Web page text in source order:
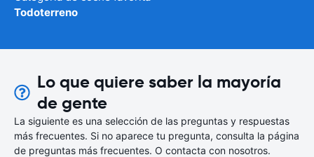
Todoterreno
Lo que quiere saber la mayoría
de gente
La siguiente es una selección de las preguntas y respuestas
más frecuentes. Si no aparece tu pregunta, consulta la página
de preguntas más frecuentes. O contacta con nosotros.